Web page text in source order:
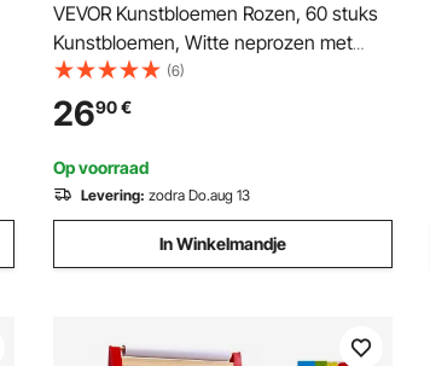
VEVOR Kunstbloemen Rozen, 60 stuks
Kunstbloemen, Witte neprozen met
stelen, Schuimrozen voor DIY
bruidsboeketten Bruids Valentijnsdag
Moederdag Huisdecoratie
(6)
2690€
Op voorraad
Levering: zodra Do.aug 13
In Winkelmandje